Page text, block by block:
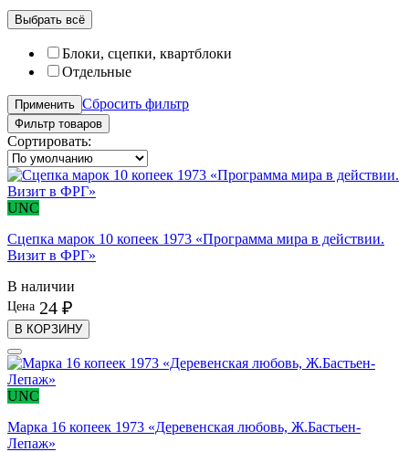
Выбрать всё
Блоки, сцепки, квартблоки
Отдельные
Применить Сбросить фильтр
Фильтр товаров
Сортировать:
UNC
Сцепка марок 10 копеек 1973 «Программа мира в действии.
Визит в ФРГ»
В наличии
Цена 24 ₽
В КОРЗИНУ
UNC
Марка 16 копеек 1973 «Деревенская любовь, Ж.Бастьен-
Лепаж»